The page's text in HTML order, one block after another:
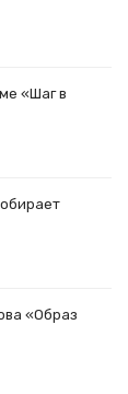
«Шаг в
«Образ